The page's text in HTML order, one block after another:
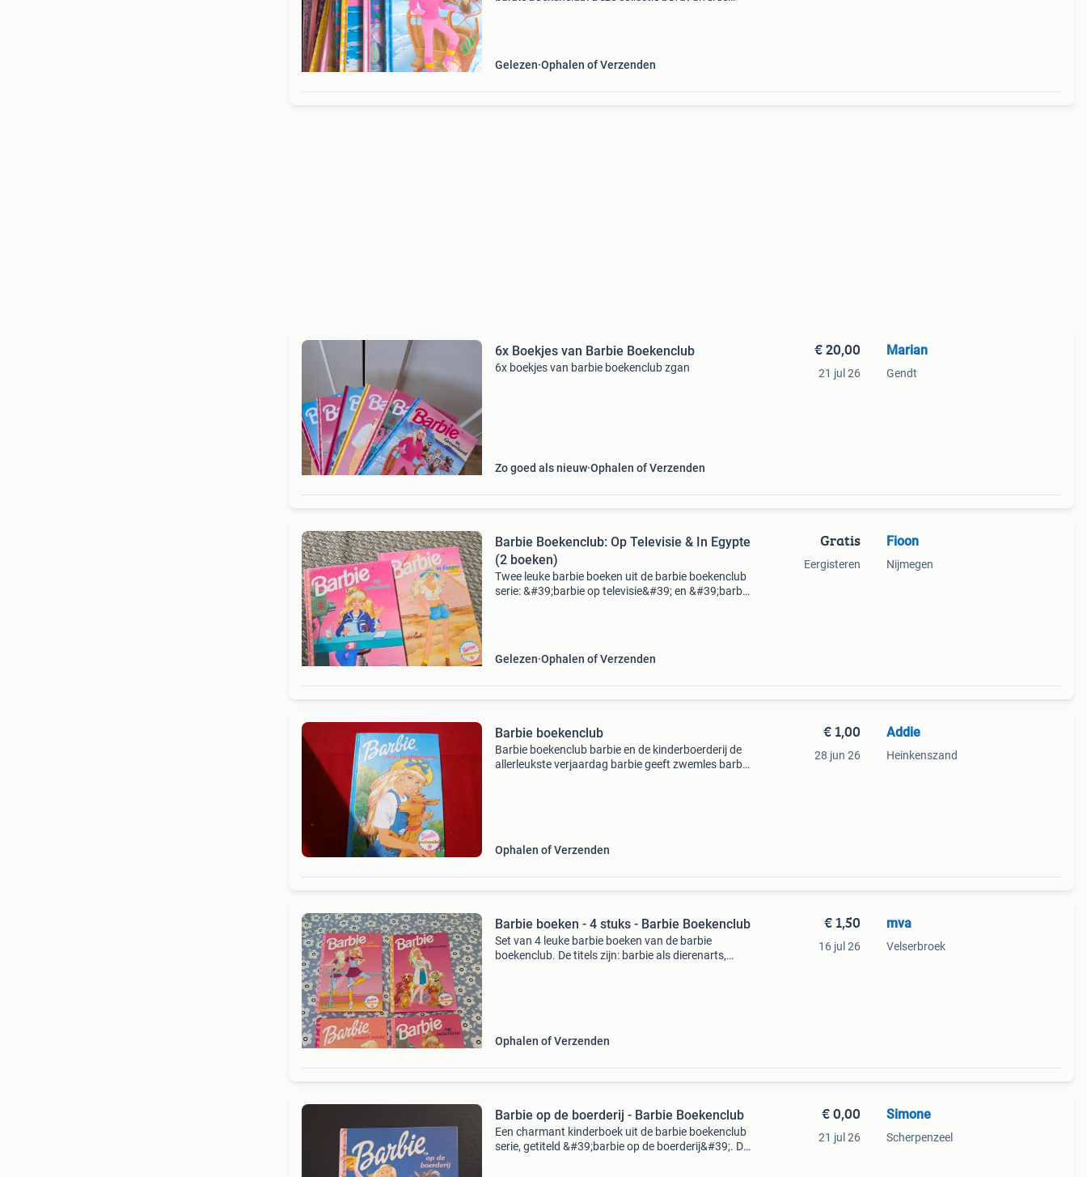
Gelezen Ophalen of Verzenden
6x Boekjes van Barbie Boekenclub
6x boekjes van barbie boekenclub zgan
Zo goed als nieuw Ophalen of Verzenden
€ 20,00
21 jul 26
Marian
Gendt
Barbie Boekenclub: Op Televisie & In Egypte
(2 boeken)
Twee leuke barbie boeken uit de barbie boekenclub
serie: &#39;barbie op televisie&#39; en &#39;barbie
Gelezen Ophalen of Verzenden
Gratis
Eergisteren
Fioon
Nijmegen
Barbie boekenclub
Barbie boekenclub barbie en de kinderboerderij de
allerleukste verjaardag barbie geeft zwemles barbie
Ophalen of Verzenden
€ 1,00
28 jun 26
Addie
Heinkenszand
Barbie boeken - 4 stuks - Barbie Boekenclub
Set van 4 leuke barbie boeken van de barbie
boekenclub. De titels zijn: barbie als dierenarts,
Ophalen of Verzenden
€ 1,50
16 jul 26
mva
Velserbroek
Barbie op de boerderij - Barbie Boekenclub
Een charmant kinderboek uit de barbie boekenclub
serie, getiteld &#39;barbie op de boerderij&#39;. Dit
€ 0,00
21 jul 26
Simone
Scherpenzeel